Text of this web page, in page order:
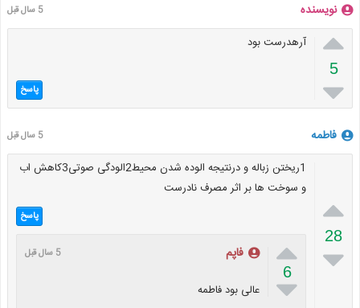
نویسنده 5 سال قبل

5

آرهدرست بود
پاسخ
فاطمه 5 سال قبل

28

1ریختن زباله و درنتیجه الوده شدن محیط2الودگی صوتی3کاهش اب
و سوخت ها بر اثر مصرف نادرست
پاسخ

6

فاپم 5 سال قبل
عالی بود فاطمه